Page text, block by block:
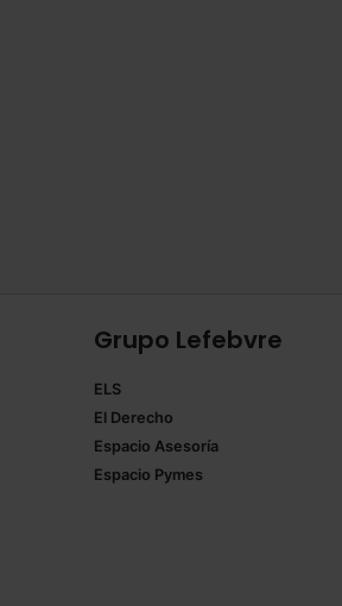
Grupo Lefebvre
ELS
El Derecho
Espacio Asesoría
Espacio Pymes